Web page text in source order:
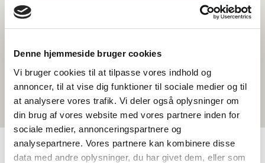
Denne hjemmeside bruger cookies
Vi bruger cookies til at tilpasse vores indhold og
annoncer, til at vise dig funktioner til sociale medier og til
at analysere vores trafik. Vi deler også oplysninger om
din brug af vores website med vores partnere inden for
sociale medier, annonceringspartnere og
analysepartnere. Vores partnere kan kombinere disse
data med andre oplysninger, du har givet dem, eller som